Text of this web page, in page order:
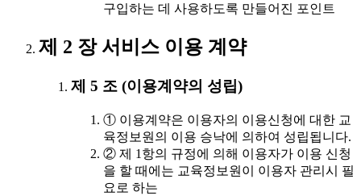
구입하는 데 사용하도록 만들어진 포인트
제 2 장 서비스 이용 계약
제 5 조 (이용계약의 성립)
① 이용계약은 이용자의 이용신청에 대한 교
육정보원의 이용 승낙에 의하여 성립됩니다.
② 제 1항의 규정에 의해 이용자가 이용 신청
을 할 때에는 교육정보원이 이용자 관리시 필
요로 하는